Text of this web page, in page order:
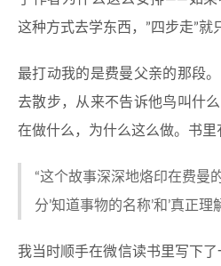
这种方式去学东西，”四步走”就
最打动我的是费曼父亲的那段
去散步，从来不告诉他鸟叫什
在做什么，为什么这么做。书里
“这个故事深深地烙印在费曼
分’知道事物的名称’和’真正理
我当时顺手在微信读书里写下